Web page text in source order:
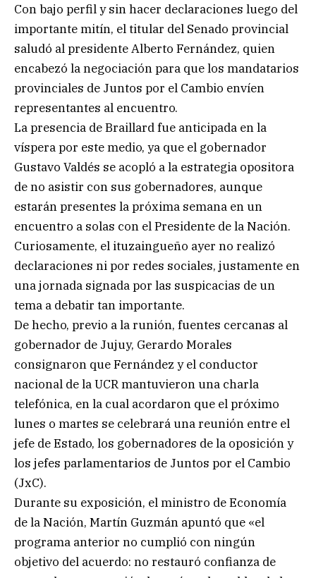
Con bajo perfil y sin hacer declaraciones luego del
importante mitín, el titular del Senado provincial
saludó al presidente Alberto Fernández, quien
encabezó la negociación para que los mandatarios
provinciales de Juntos por el Cambio envíen
representantes al encuentro.
La presencia de Braillard fue anticipada en la
víspera por este medio, ya que el gobernador
Gustavo Valdés se acopló a la estrategia opositora
de no asistir con sus gobernadores, aunque
estarán presentes la próxima semana en un
encuentro a solas con el Presidente de la Nación.
Curiosamente, el ituzaingueño ayer no realizó
declaraciones ni por redes sociales, justamente en
una jornada signada por las suspicacias de un
tema a debatir tan importante.
De hecho, previo a la runión, fuentes cercanas al
gobernador de Jujuy, Gerardo Morales
consignaron que Fernández y el conductor
nacional de la UCR mantuvieron una charla
telefónica, en la cual acordaron que el próximo
lunes o martes se celebrará una reunión entre el
jefe de Estado, los gobernadores de la oposición y
los jefes parlamentarios de Juntos por el Cambio
(JxC).
Durante su exposición, el ministro de Economía
de la Nación, Martín Guzmán apuntó que «el
programa anterior no cumplió con ningún
objetivo del acuerdo: no restauró confianza de